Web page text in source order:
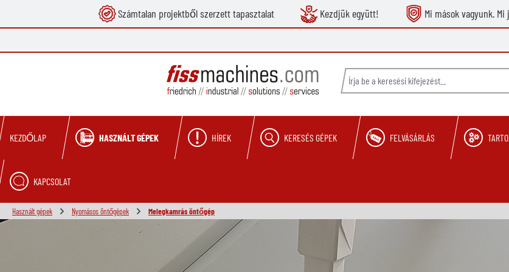
Ugrás a fő navigációhozSzámtalan projektből szerzett tapasztalat Kezdjük együtt! Mi mások vagyunk.
KEZDŐLAP HASZNÁLT GÉPEK HÍREK KERESÉS GÉPEK FELVÁSÁRLÁS
KAPCSOLAT
Használt gépek Nyomásos öntőgépek Melegkamrás öntőgép